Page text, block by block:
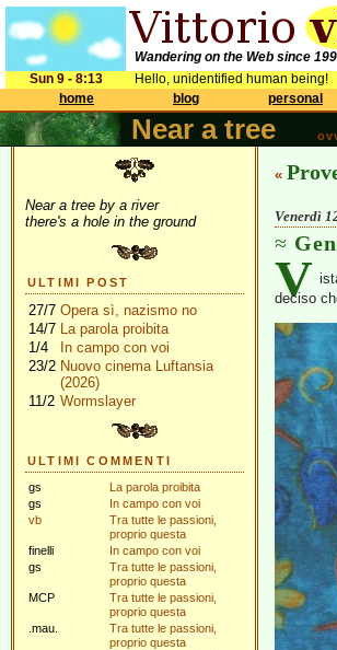
Wandering on the Web since
Sun 9 - 8:13
Hello, unidentified human being!
home
blog personal
Near a tree
Near a tree by a river
there's a hole in the ground
ULTIMI POST
27/7 Opera sì, nazismo no
14/7 La parola proibita
1/4
In campo con voi
23/2 Nuovo cinema Luftansia
(2026)
11/2 Wormslayer
ULTIMI COMMENTI
gs
La parola proibita
gs
In campo con voi
vb
Tra tutte le passioni,
proprio questa
finelli
In campo con voi
gs
Tra tutte le passioni,
proprio questa
MCP
Tra tutte le passioni,
proprio questa
.mau.
Tra tutte le passioni,
proprio questa
«
Venerdì
V
deciso